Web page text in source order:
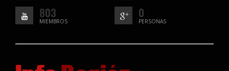
803
MIEMBROS
0
PERSONAS